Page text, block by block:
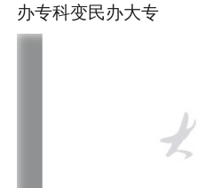
办专科变民办大专